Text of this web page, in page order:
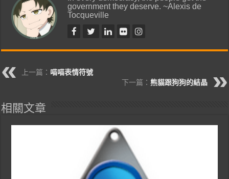
government they deserve. ~Alexis de
Tocqueville
上一篇： 喵喵表情符號
下一篇： 熊貓跟狗狗的結晶
相關文章